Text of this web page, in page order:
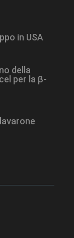
in USA
della
per la β-